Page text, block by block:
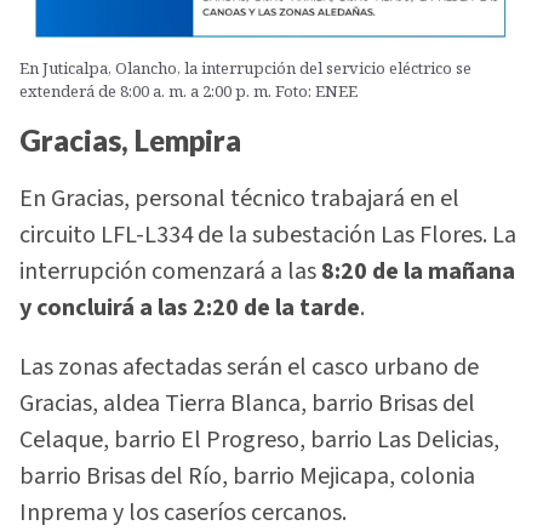
En Juticalpa, Olancho, la interrupción del servicio eléctrico se
extenderá de 8:00 a. m. a 2:00 p. m. Foto: ENEE
Gracias, Lempira
En Gracias, personal técnico trabajará en el
circuito LFL-L334 de la subestación Las Flores. La
interrupción comenzará a las8:20 de la mañana
y concluirá a las 2:20 de la tarde.
Las zonas afectadas serán el casco urbano de
Gracias, aldea Tierra Blanca, barrio Brisas del
Celaque, barrio El Progreso, barrio Las Delicias,
barrio Brisas del Río, barrio Mejicapa, colonia
Inprema y los caseríos cercanos.